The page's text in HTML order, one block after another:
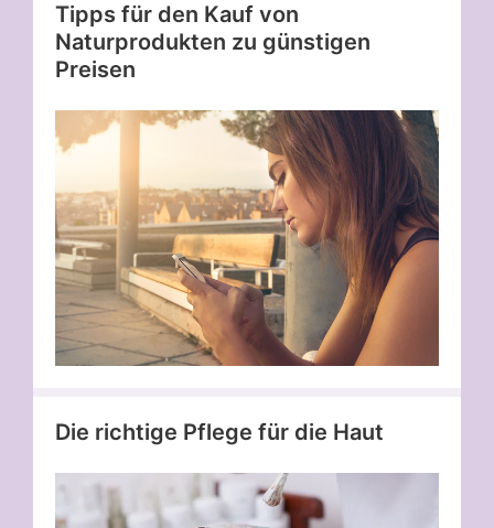
Tipps für den Kauf von
Naturprodukten zu günstigen
Preisen
Die richtige Pflege für die Haut